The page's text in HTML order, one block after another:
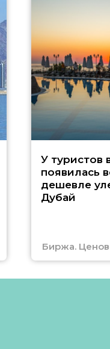
У туристов
появилась
дешевле
Дубай
Биржа.